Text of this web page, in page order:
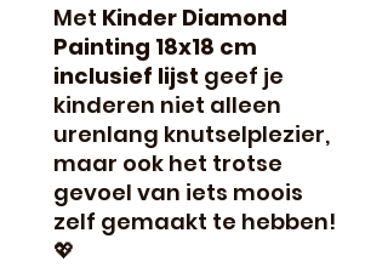
Met Kinder Diamond
Painting 18x18 cm
inclusief lijst geef je
kinderen niet alleen
urenlang knutselplezier,
maar ook het trotse
gevoel van iets moois
zelf gemaakt te hebben!
💖